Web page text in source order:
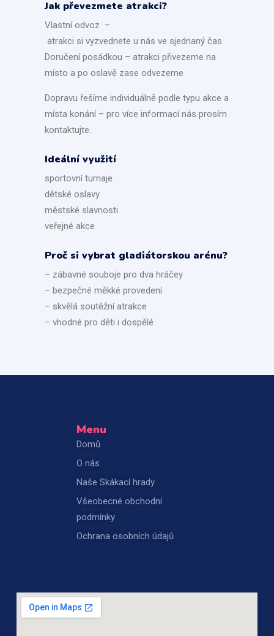
Jak převezmete atrakci?
Vlastní odvoz –
atrakci si vyzvednete u nás ve sjednaný čas
Doručení posádkou – atrakci přivezeme na
místo a po oslavě zase odvezeme
Dopravu řešíme individuálně podle typu akce a
místa konání – pro více informací nás prosím
kontaktujte.
Ideální využití
sportovní turnaje
dětské oslavy
městské slavnosti
veřejné akce
Proč si vybrat gladiátorskou arénu?
– zábavné souboje pro dva hráčey
– bezpečné měkké provedení
– skvělá soutěžní atrakce
– vhodné pro děti i dospělé
Menu
Domů
O nás
Naše Skákací hrady
Všeobecné obchodní
podmínky
Ochrana osobních údajů